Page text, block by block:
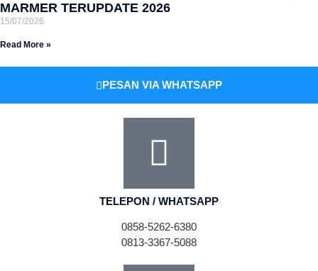
MARMER TERUPDATE 2026
15/07/2026
Read More »
PESAN VIA WHATSAPP
TELEPON / WHATSAPP
0858-5262-6380
0813-3367-5088